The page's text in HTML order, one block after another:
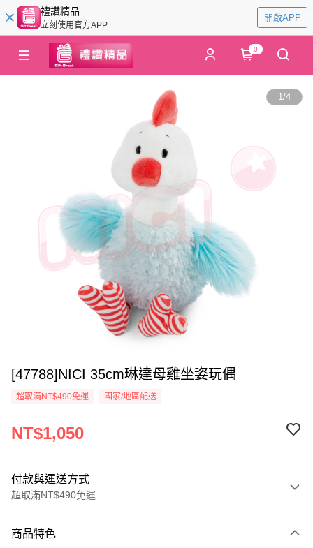
禮讚精品
立刻使用官方APP
開啟APP
0
1/4
[47788]NICI 35cm琳達母雞坐姿玩偶
超取滿NT$490免運 國家/地區配送
NT$1,050
付款與運送方式
超取滿NT$490免運
信用卡一次付款
商品特色